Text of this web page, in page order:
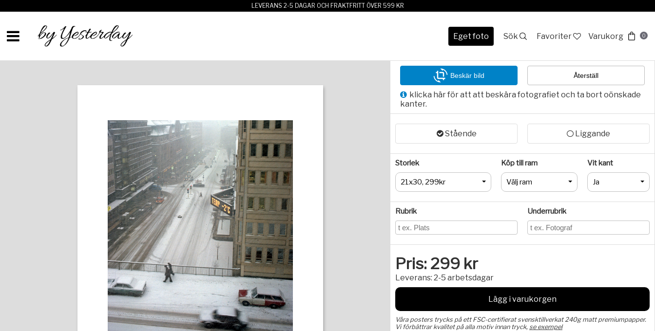
LEVERANS 2-5 DAGAR OCH FRAKTFRITT ÖVER 599 KR
Eget foto Sök Favoriter Varukorg 0
Beskär bild Återställ
klicka här för att att beskära fotografiet och ta bort oönskade
kanter.
Stående Liggande
Storlek
21x30, 299kr
Köp till ram
Välj ram
Vit kant
Ja
Rubrik Underrubrik
Pris: 299 kr
Leverans: 2-5 arbetsdagar
Lägg i varukorgen
Våra posters trycks på ett FSC-certifierat svensktillverkat 240g matt premiumpapper.
Vi förbättrar kvalitet på alla motiv innan tryck, se exempel